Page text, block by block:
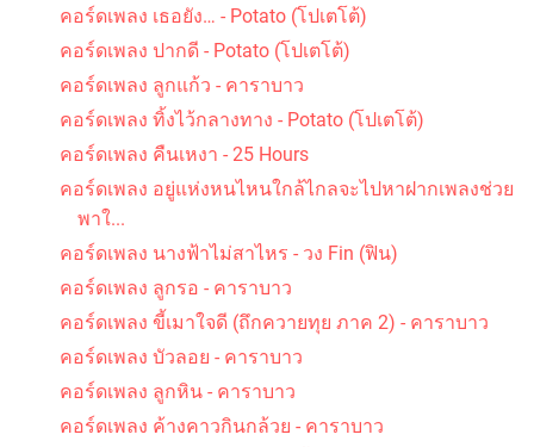
คอร์ดเพลง เธอยัง… - Potato (โปเตโต้)
คอร์ดเพลง ปากดี - Potato (โปเตโต้)
คอร์ดเพลง ลูกแก้ว - คาราบาว
คอร์ดเพลง ทิ้งไว้กลางทาง - Potato (โปเตโต้)
คอร์ดเพลง คืนเหงา - 25 Hours
คอร์ดเพลง อยู่แห่งหนไหนใกล้ไกลจะไปหาฝากเพลงช่วย
พาใ...
คอร์ดเพลง นางฟ้าไม่สาไหร - วง Fin (ฟิน)
คอร์ดเพลง ลูกรอ - คาราบาว
คอร์ดเพลง ขี้เมาใจดี (ถึกควายทุย ภาค 2) - คาราบาว
คอร์ดเพลง บัวลอย - คาราบาว
คอร์ดเพลง ลูกหิน - คาราบาว
คอร์ดเพลง ค้างคาวกินกล้วย - คาราบาว